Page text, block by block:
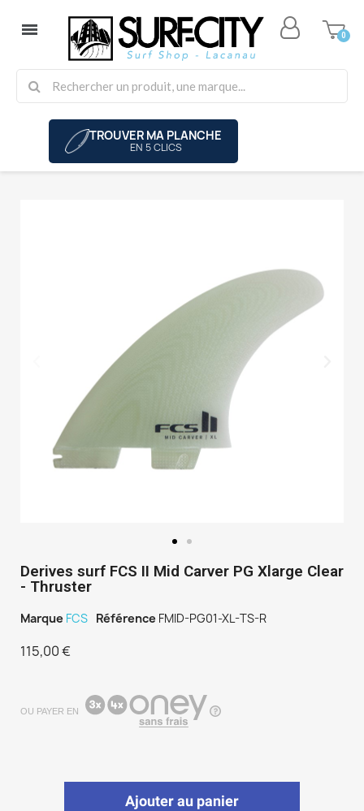
TROUVER MA PLANCHE
EN 5 CLICS
Derives surf FCS II Mid Carver PG Xlarge Clear
- Thruster
Marque FCS Référence FMID-PG01-XL-TS-R
115,00 €
OU PAYER EN
Ajouter au panier